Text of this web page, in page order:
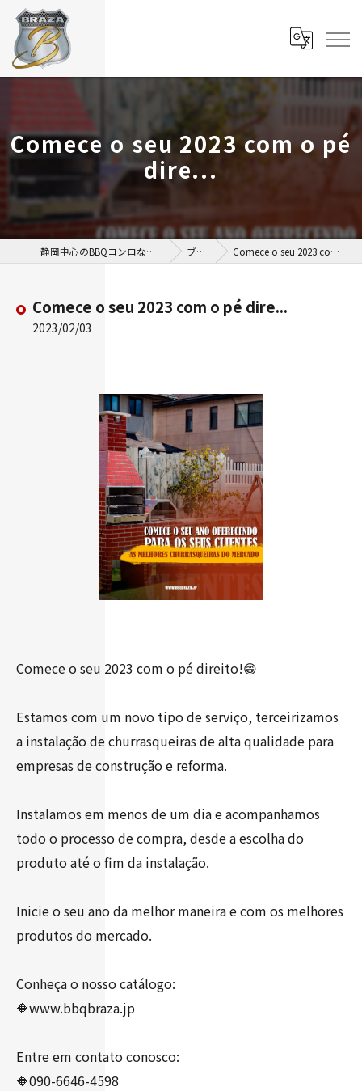
Comece o seu 2023 com o pé
dire...
静岡中心のBBQコンロならBBQ BRAZA ブログ Comece o seu 2023 com o pé dire...
Comece o seu 2023 com o pé dire...
2023/02/03
Comece o seu 2023 com o pé direito!😁
Estamos com um novo tipo de serviço, terceirizamos
a instalação de churrasqueiras de alta qualidade para
empresas de construção e reforma.
Instalamos em menos de um dia e acompanhamos
todo o processo de compra, desde a escolha do
produto até o fim da instalação.
Inicie o seu ano da melhor maneira e com os melhores
produtos do mercado.
Conheça o nosso catálogo:
🔶www.bbqbraza.jp
Entre em contato conosco:
🔶090-6646-4598